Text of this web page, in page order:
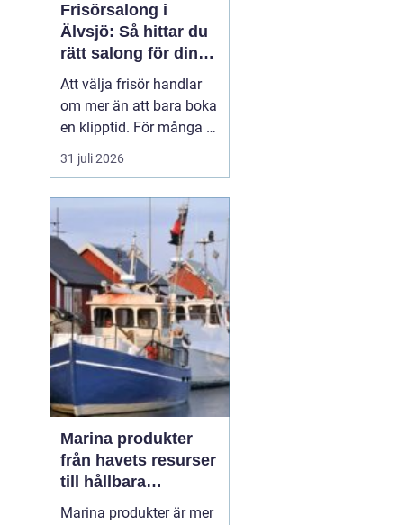
Frisörsalong i
Älvsjö: Så hittar du
rätt salong för din
stil och vardag
Att välja frisör handlar
om mer än att bara boka
en klipptid. För många är
frisörbesöket en paus i
vardagen, en chans att
känna sig mer som sig
själv. I Älvsjö fi...
31 juli 2026
Marina produkter
från havets resurser
till hållbara
upplevelser
Marina produkter är mer